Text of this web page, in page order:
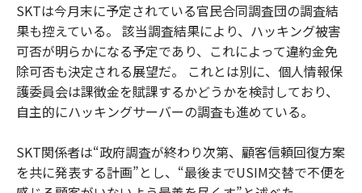
SKTは今月末に予定されている官民合同調査団の調査結
果も控えている。 該当調査結果により、ハッキング被害
可否が明らかになる予定であり、これによって違約金免
除可否も決定される展望だ。 これとは別に、個人情報保
護委員会は課徴金を賦課するかどうかを検討しており、
自主的にハッキングサーバーの調査も進めている。
SKT関係者は“政府調査が終わり次第、顧客信頼回復方案
を共に発表する計画”とし、“最後までUSIM交替で不便を